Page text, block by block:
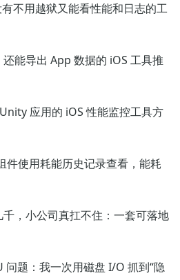
不用越狱又能看性能和日志的工
能导出 App 数据的 iOS 工具推
应用的 iOS 性能监控工具方
件使用耗能历史记录查看，能耗
，小公司真扛不住：一套可落地
问题：我一次用磁盘 I/O 抓到“隐